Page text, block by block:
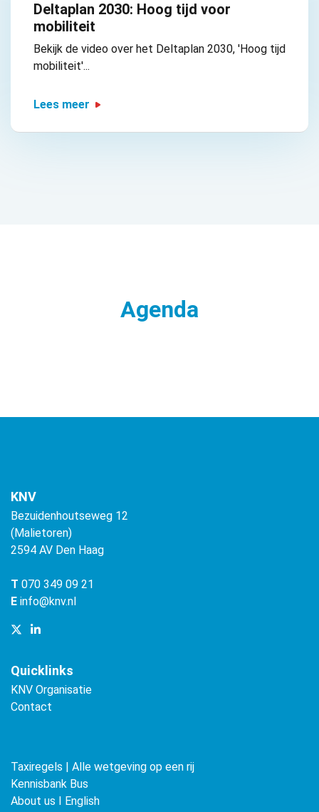
Deltaplan 2030: Hoog tijd voor
mobiliteit
Bekijk de video over het Deltaplan 2030, 'Hoog tijd
mobiliteit'...
Lees meer
Agenda
KNV
Bezuidenhoutseweg 12
(Malietoren)
2594 AV Den Haag
T 070 349 09 21
E info@knv.nl
Quicklinks
KNV Organisatie
Contact
Taxiregels | Alle wetgeving op een rij
Kennisbank Bus
About us ǀ English